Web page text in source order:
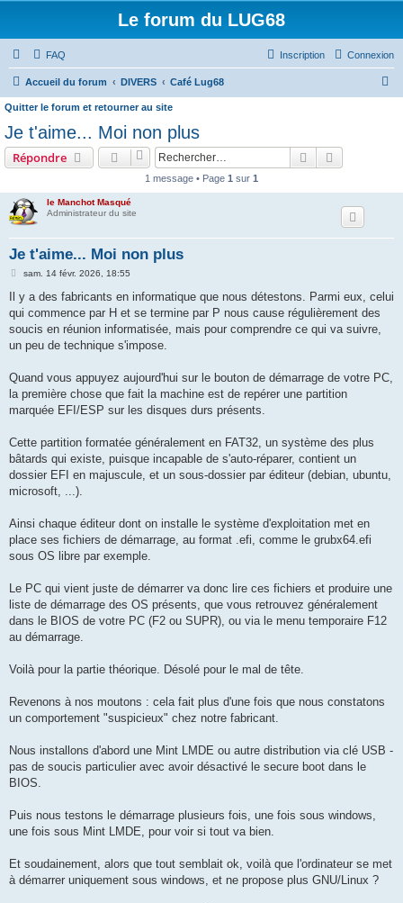
Le forum du LUG68
FAQ Connexion
Inscription
Accueil du forum DIVERS Café Lug68
Quitter le forum et retourner au site
Je t'aime... Moi non plus
Répondre Rechercher
1 message • Page 1 sur 1
le Manchot Masqué
Administrateur du site
Je t'aime... Moi non plus
M
s
s
a
g
sam. 14 févr. 2026, 18:55
Il y a des fabricants en informatique que nous détestons. Parmi eux, celui
qui commence par H et se termine par P nous cause régulièrement des
soucis en réunion informatisée, mais pour comprendre ce qui va suivre,
un peu de technique s'impose.
Quand vous appuyez aujourd'hui sur le bouton de démarrage de votre PC,
la première chose que fait la machine est de repérer une partition
marquée EFI/ESP sur les disques durs présents.
Cette partition formatée généralement en FAT32, un système des plus
bâtards qui existe, puisque incapable de s'auto-réparer, contient un
dossier EFI en majuscule, et un sous-dossier par éditeur (debian, ubuntu,
microsoft, ...).
Ainsi chaque éditeur dont on installe le système d'exploitation met en
place ses fichiers de démarrage, au format .efi, comme le grubx64.efi
sous OS libre par exemple.
Le PC qui vient juste de démarrer va donc lire ces fichiers et produire une
liste de démarrage des OS présents, que vous retrouvez généralement
dans le BIOS de votre PC (F2 ou SUPR), ou via le menu temporaire F12
au démarrage.
Voilà pour la partie théorique. Désolé pour le mal de tête.
Revenons à nos moutons : cela fait plus d'une fois que nous constatons
un comportement "suspicieux" chez notre fabricant.
Nous installons d'abord une Mint LMDE ou autre distribution via clé USB -
pas de soucis particulier avec avoir désactivé le secure boot dans le
BIOS.
Puis nous testons le démarrage plusieurs fois, une fois sous windows,
une fois sous Mint LMDE, pour voir si tout va bien.
Et soudainement, alors que tout semblait ok, voilà que l'ordinateur se met
à démarrer uniquement sous windows, et ne propose plus GNU/Linux ?